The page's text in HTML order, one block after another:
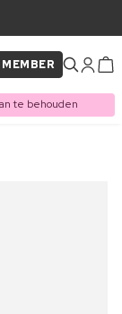
te behouden